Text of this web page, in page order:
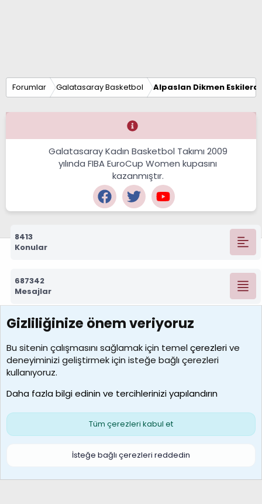
Forumlar Galatasaray Basketbol Alpaslan Dikmen
Galatasaray Kadın Basketbol Takımı 2009
yılında FIBA EuroCup Women kupasını
kazanmıştır.
8413
Konular
687342
Mesajlar
7390
Kullanıcılar
MosesBrownHayranı
Son üye
Çerezler
S
Gizliliğinize önem veriyoruz
Bu sitenin çalışmasını sağlamak için temelçerezlerive
deneyiminizi geliştirmek için isteğe bağlı çerezleri
kullanıyoruz.
Daha fazla bilgi edinin ve tercihlerinizi yapılandırın
Tüm çerezleri kabul et
İsteğe bağlı çerezleri reddedin